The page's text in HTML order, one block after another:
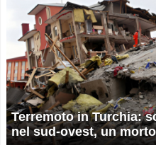
Terremoto in Turchia:
nel sud-ovest, un